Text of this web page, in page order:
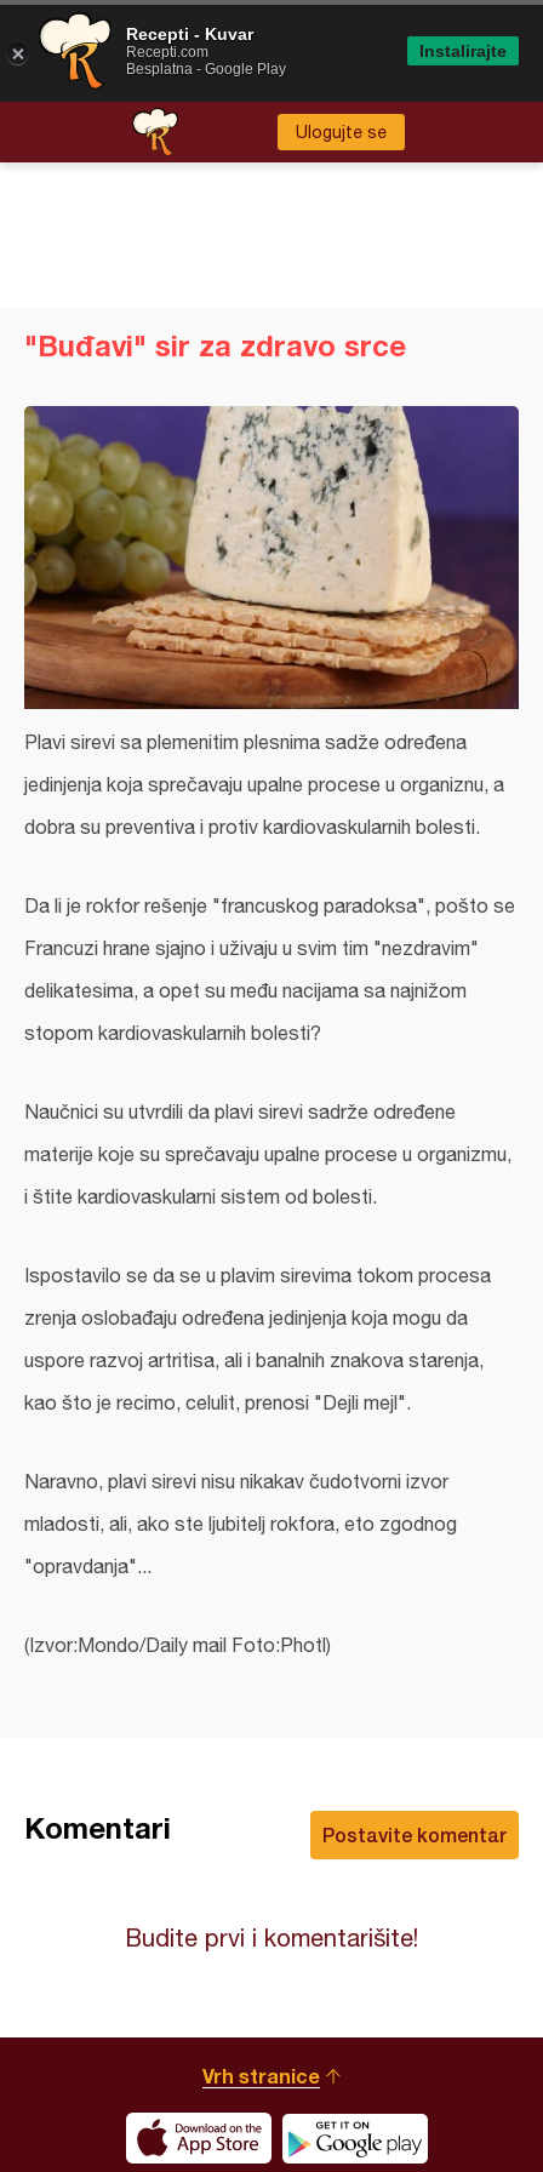
Ulogujte se
"Buđavi" sir za zdravo srce
Plavi sirevi sa plemenitim plesnima sadže određena
jedinjenja koja sprečavaju upalne procese u organiznu, a
dobra su preventiva i protiv kardiovaskularnih bolesti.
Da li je rokfor rešenje "francuskog paradoksa", pošto se
Francuzi hrane sjajno i uživaju u svim tim "nezdravim"
delikatesima, a opet su među nacijama sa najnižom
stopom kardiovaskularnih bolesti?
Naučnici su utvrdili da plavi sirevi sadrže određene
materije koje su sprečavaju upalne procese u organizmu,
i štite kardiovaskularni sistem od bolesti.
Ispostavilo se da se u plavim sirevima tokom procesa
zrenja oslobađaju određena jedinjenja koja mogu da
uspore razvoj artritisa, ali i banalnih znakova starenja,
kao što je recimo, celulit, prenosi "Dejli mejl".
Naravno, plavi sirevi nisu nikakav čudotvorni izvor
mladosti, ali, ako ste ljubitelj rokfora, eto zgodnog
"opravdanja"...
(Izvor:Mondo/Daily mail Foto:Photl)
Postavite komentar
Komentari
Budite prvi i komentarišite!
Vrh stranice
Recepti - Kuvar
Recepti.com
Besplatna - Google Play
Instalirajte